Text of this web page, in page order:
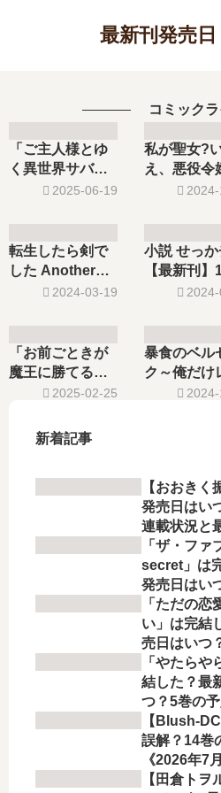
最新刊発売
コミック
「ご主人様とゆ
く異世界サバイ
バル!」は完結し
10巻の予定は？
2025-06-19
私が聖女?
え、悪役令
す!～なの
の発売日は
つ？完結し
転生したら剣で
した Another
Wish【最新刊】
続編の予定は？
2024-03-19
小説 せっか
【最新刊】
の発売日は
「お前ごときが
魔王に勝てると
思うな」と勇
巻の発売日､8巻
の発売日はい
2025-02-25
暴食のベル
ク～俺だけ
ルという概
た？
新着記事
【おおき
発売日はい
連載状況と
底解説
「ザ・ファ
secret」は
発売日はい
「ただの恋
い」は完結
売日はいつ
「やたらや
結した？最
つ？5巻の
【Blush-
誤解？14巻
《2026年7
【田倉トヲ